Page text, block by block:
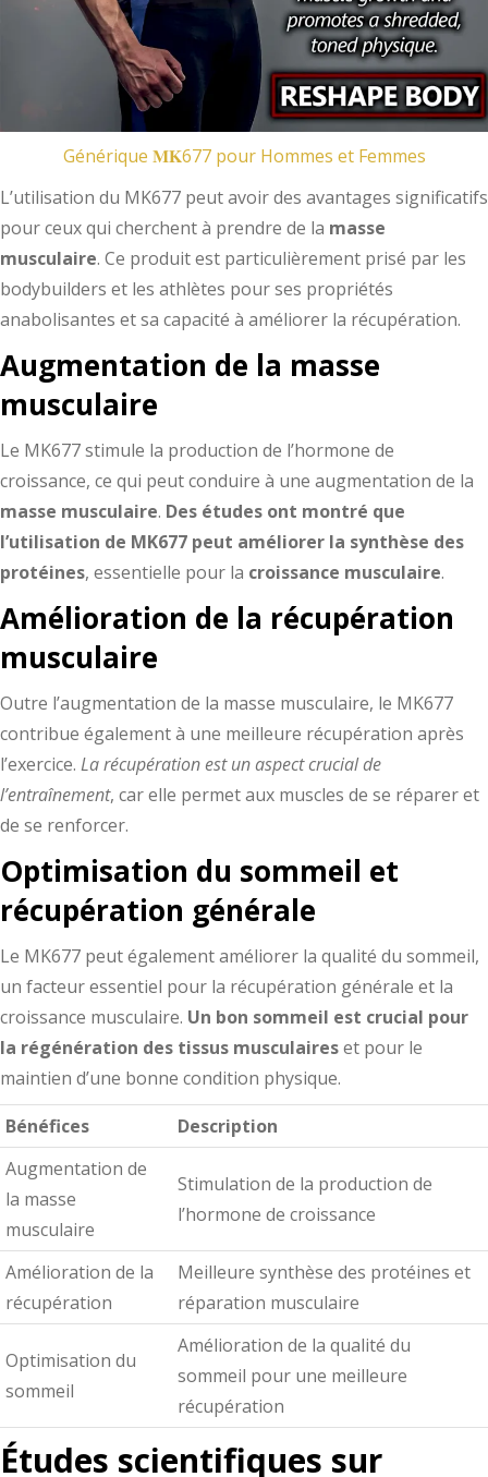
Générique 𝐌𝐊677 pour Hommes et Femmes
L’utilisation du MK677 peut avoir des avantages significatifs
pour ceux qui cherchent à prendre de la masse
musculaire. Ce produit est particulièrement prisé par les
bodybuilders et les athlètes pour ses propriétés
anabolisantes et sa capacité à améliorer la récupération.
Augmentation de la masse
musculaire
Le MK677 stimule la production de l’hormone de
croissance, ce qui peut conduire à une augmentation de la
masse musculaire. Des études ont montré que
l’utilisation de MK677 peut améliorer la synthèse des
protéines, essentielle pour la croissance musculaire.
Amélioration de la récupération
musculaire
Outre l’augmentation de la masse musculaire, le MK677
contribue également à une meilleure récupération après
l’exercice. La récupération est un aspect crucial de
l’entraînement, car elle permet aux muscles de se réparer et
de se renforcer.
Optimisation du sommeil et
récupération générale
Le MK677 peut également améliorer la qualité du sommeil,
un facteur essentiel pour la récupération générale et la
croissance musculaire. Un bon sommeil est crucial pour
la régénération des tissus musculaireset pour le
maintien d’une bonne condition physique.
Bénéfices
Description
Augmentation de
la masse
musculaire
Stimulation de la production de
l’hormone de croissance
Amélioration de la
récupération
Meilleure synthèse des protéines et
réparation musculaire
Optimisation du
sommeil
Amélioration de la qualité du
sommeil pour une meilleure
récupération
Études scientifiques sur